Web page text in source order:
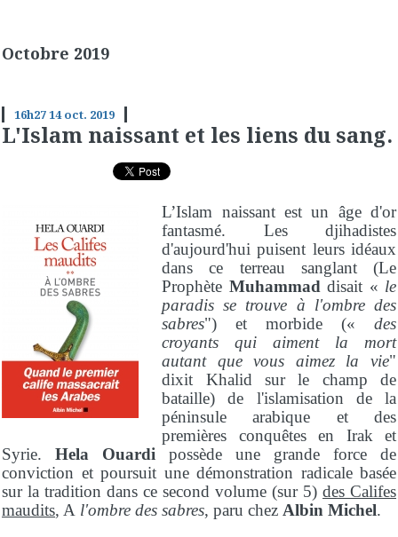
Octobre 2019
16h2714 oct. 2019
L'Islam naissant et les liens du sang.
L’Islam naissant est un âge d'or
fantasmé. Les djihadistes
d'aujourd'hui puisent leurs idéaux
dans ce terreau sanglant (Le
Prophète Muhammad disait « le
paradis se trouve à l'ombre des
sabres") et morbide (« des
croyants qui aiment la mort
autant que vous aimez la vie"
dixit Khalid sur le champ de
bataille) de l'islamisation de la
péninsule arabique et des
premières conquêtes en Irak et
Syrie. Hela Ouardi possède une grande force de
conviction et poursuit une démonstration radicale basée
sur la tradition dans ce second volume (sur 5) des Califes
maudits, A l'ombre des sabres, paru chez Albin Michel.